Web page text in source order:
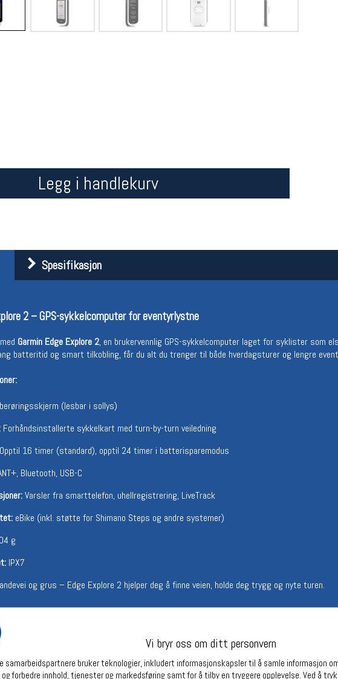
Legg i handlekurv
Spesifikasjon
2 – GPS-sykkelcomputer for eventyrlystne
Garmin Edge Explore 2, en brukervennlig GPS-sykkelcomputer laget for syklister som
batteritid og smart tilkobling, får du alt du trenger til både hverdagsturer og lengre
(lesbar i sollys)
Forhåndsinstallerte sykkelkart med turn-by-turn veiledning
Opptil 16 timer (standard), opptil 24 timer i batterisparemodus
Bluetooth, USB-C
Varsler fra smarttelefon, uhellregistrering, LiveTrack
eBike (inkl. støtte for Shimano Steps og andre systemer)
g
IPX7
og grus – Edge Explore 2 hjelper deg å finne veien, holde deg trygg og nyte turen.
Vi bryr oss om ditt personvern
samarbeidspartnere bruker teknologier, inkludert informasjonskapsler til å samle informasjon
forbedre innhold, tjenester og markedsføring samt for å tilby en tryggere opplevelse. Ved å
klokken 10-13)
Åpningstider butikk
Lørdag:
11-16
logge inn i
Betingelser
Personsvernerklæring